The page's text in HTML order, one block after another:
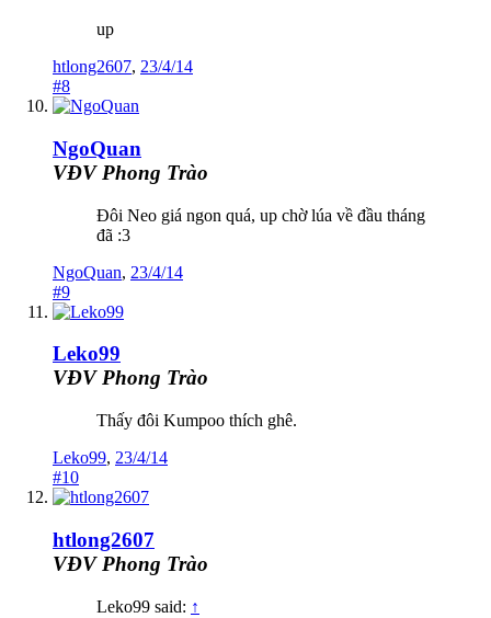
up
htlong2607, 23/4/14
#8
NgoQuan
VĐV Phong Trào
Đôi Neo giá ngon quá, up chờ lúa về đầu tháng
đã :3
NgoQuan, 23/4/14
#9
Leko99
VĐV Phong Trào
Thấy đôi Kumpoo thích ghê.
Leko99, 23/4/14
#10
htlong2607
VĐV Phong Trào
Leko99 said: ↑